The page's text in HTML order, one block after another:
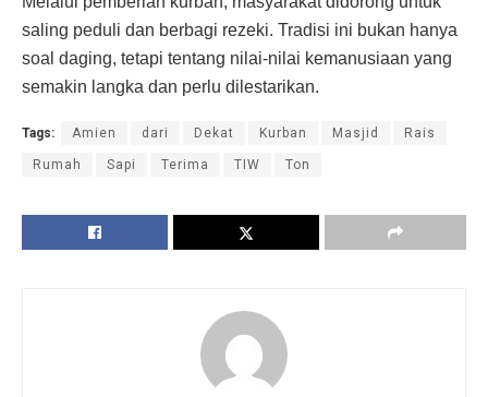
saling peduli dan berbagi rezeki. Tradisi ini bukan hanya
soal daging, tetapi tentang nilai-nilai kemanusiaan yang
semakin langka dan perlu dilestarikan.
Tags: Amien dari Dekat Kurban Masjid Rais
Rumah Sapi Terima TIW Ton